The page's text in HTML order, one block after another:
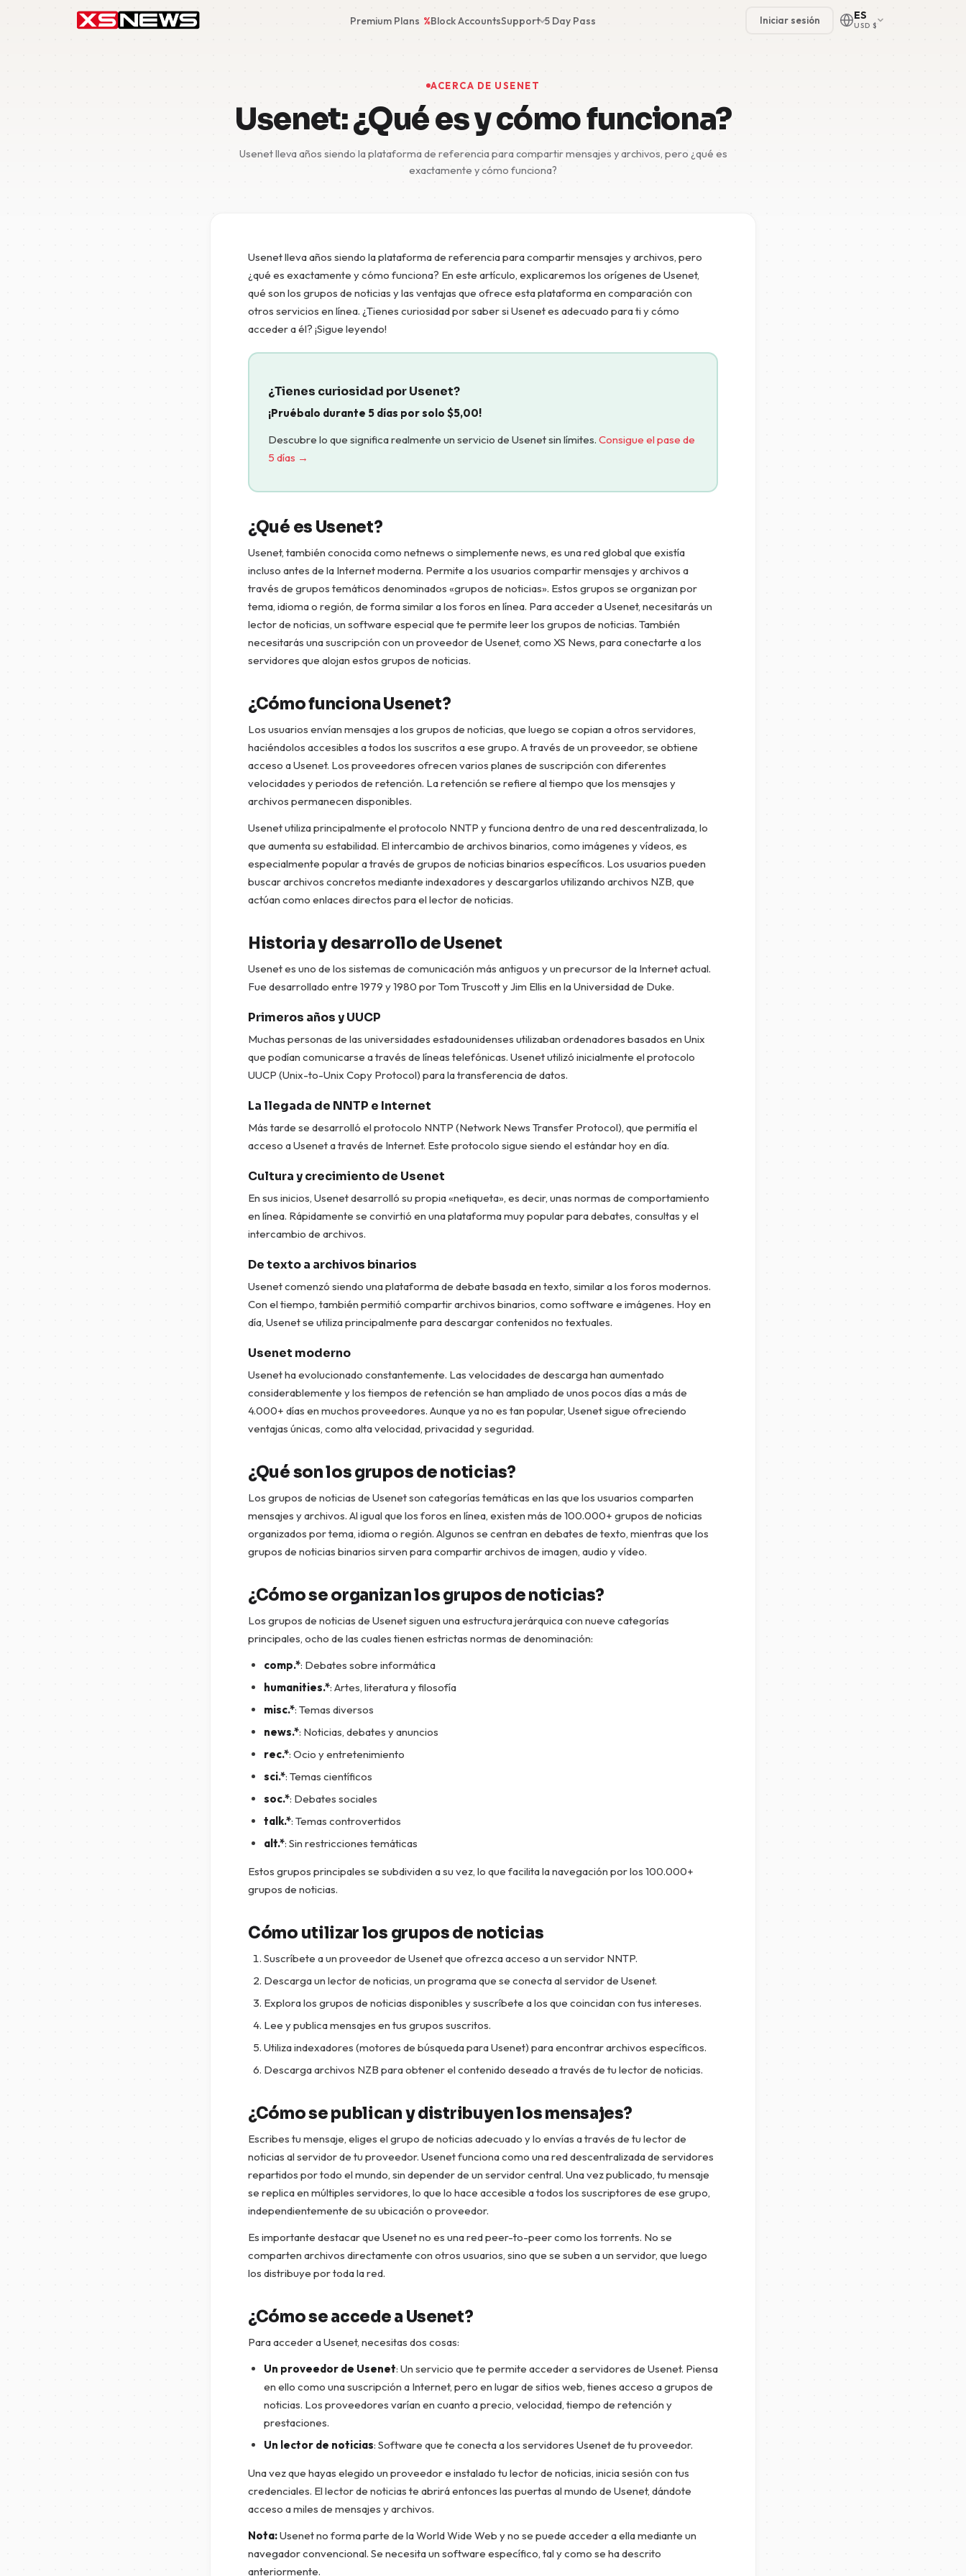
Premium Plans %Block AccountsSupport 5 Day Pass Iniciar sesión ES
USD $
ACERCA DE USENET
Usenet: ¿Qué es y cómo funciona?
Usenet lleva años siendo la plataforma de referencia para compartir mensajes y archivos, pero ¿qué es
exactamente y cómo funciona?
Usenet lleva años siendo la plataforma de referencia para compartir mensajes y archivos, pero
¿qué es exactamente y cómo funciona? En este artículo, explicaremos los orígenes de Usenet,
qué son los grupos de noticias y las ventajas que ofrece esta plataforma en comparación con
otros servicios en línea. ¿Tienes curiosidad por saber si Usenet es adecuado para ti y cómo
acceder a él? ¡Sigue leyendo!
¿Tienes curiosidad por Usenet?
¡Pruébalo durante 5 días por solo $5,00!
Descubre lo que significa realmente un servicio de Usenet sin límites. Consigue el pase de
5 días →
¿Qué es Usenet?
Usenet, también conocida como netnews o simplemente news, es una red global que existía
incluso antes de la Internet moderna. Permite a los usuarios compartir mensajes y archivos a
través de grupos temáticos denominados «grupos de noticias». Estos grupos se organizan por
tema, idioma o región, de forma similar a los foros en línea. Para acceder a Usenet, necesitarás un
lector de noticias, un software especial que te permite leer los grupos de noticias. También
necesitarás una suscripción con un proveedor de Usenet, como XS News, para conectarte a los
servidores que alojan estos grupos de noticias.
¿Cómo funciona Usenet?
Los usuarios envían mensajes a los grupos de noticias, que luego se copian a otros servidores,
haciéndolos accesibles a todos los suscritos a ese grupo. A través de un proveedor, se obtiene
acceso a Usenet. Los proveedores ofrecen varios planes de suscripción con diferentes
velocidades y periodos de retención. La retención se refiere al tiempo que los mensajes y
archivos permanecen disponibles.
Usenet utiliza principalmente el protocolo NNTP y funciona dentro de una red descentralizada, lo
que aumenta su estabilidad. El intercambio de archivos binarios, como imágenes y vídeos, es
especialmente popular a través de grupos de noticias binarios específicos. Los usuarios pueden
buscar archivos concretos mediante indexadores y descargarlos utilizando archivos NZB, que
actúan como enlaces directos para el lector de noticias.
Historia y desarrollo de Usenet
Usenet es uno de los sistemas de comunicación más antiguos y un precursor de la Internet actual.
Fue desarrollado entre 1979 y 1980 por Tom Truscott y Jim Ellis en la Universidad de Duke.
Primeros años y UUCP
Muchas personas de las universidades estadounidenses utilizaban ordenadores basados en Unix
que podían comunicarse a través de líneas telefónicas. Usenet utilizó inicialmente el protocolo
UUCP (Unix-to-Unix Copy Protocol) para la transferencia de datos.
La llegada de NNTP e Internet
Más tarde se desarrolló el protocolo NNTP (Network News Transfer Protocol), que permitía el
acceso a Usenet a través de Internet. Este protocolo sigue siendo el estándar hoy en día.
Cultura y crecimiento de Usenet
En sus inicios, Usenet desarrolló su propia «netiqueta», es decir, unas normas de comportamiento
en línea. Rápidamente se convirtió en una plataforma muy popular para debates, consultas y el
intercambio de archivos.
De texto a archivos binarios
Usenet comenzó siendo una plataforma de debate basada en texto, similar a los foros modernos.
Con el tiempo, también permitió compartir archivos binarios, como software e imágenes. Hoy en
día, Usenet se utiliza principalmente para descargar contenidos no textuales.
Usenet moderno
Usenet ha evolucionado constantemente. Las velocidades de descarga han aumentado
considerablemente y los tiempos de retención se han ampliado de unos pocos días a más de
4.000+ días en muchos proveedores. Aunque ya no es tan popular, Usenet sigue ofreciendo
ventajas únicas, como alta velocidad, privacidad y seguridad.
¿Qué son los grupos de noticias?
Los grupos de noticias de Usenet son categorías temáticas en las que los usuarios comparten
mensajes y archivos. Al igual que los foros en línea, existen más de 100.000+ grupos de noticias
organizados por tema, idioma o región. Algunos se centran en debates de texto, mientras que los
grupos de noticias binarios sirven para compartir archivos de imagen, audio y vídeo.
¿Cómo se organizan los grupos de noticias?
Los grupos de noticias de Usenet siguen una estructura jerárquica con nueve categorías
principales, ocho de las cuales tienen estrictas normas de denominación:
comp.*: Debates sobre informática
humanities.*: Artes, literatura y filosofía
misc.*: Temas diversos
news.*: Noticias, debates y anuncios
rec.*: Ocio y entretenimiento
sci.*: Temas científicos
soc.*: Debates sociales
talk.*: Temas controvertidos
alt.*: Sin restricciones temáticas
Estos grupos principales se subdividen a su vez, lo que facilita la navegación por los 100.000+
grupos de noticias.
Cómo utilizar los grupos de noticias
Suscríbete a un proveedor de Usenet que ofrezca acceso a un servidor NNTP.
Descarga un lector de noticias, un programa que se conecta al servidor de Usenet.
Explora los grupos de noticias disponibles y suscríbete a los que coincidan con tus intereses.
Lee y publica mensajes en tus grupos suscritos.
Utiliza indexadores (motores de búsqueda para Usenet) para encontrar archivos específicos.
Descarga archivos NZB para obtener el contenido deseado a través de tu lector de noticias.
¿Cómo se publican y distribuyen los mensajes?
Escribes tu mensaje, eliges el grupo de noticias adecuado y lo envías a través de tu lector de
noticias al servidor de tu proveedor. Usenet funciona como una red descentralizada de servidores
repartidos por todo el mundo, sin depender de un servidor central. Una vez publicado, tu mensaje
se replica en múltiples servidores, lo que lo hace accesible a todos los suscriptores de ese grupo,
independientemente de su ubicación o proveedor.
Es importante destacar que Usenet no es una red peer-to-peer como los torrents. No se
comparten archivos directamente con otros usuarios, sino que se suben a un servidor, que luego
los distribuye por toda la red.
¿Cómo se accede a Usenet?
Para acceder a Usenet, necesitas dos cosas:
Un proveedor de Usenet: Un servicio que te permite acceder a servidores de Usenet. Piensa
en ello como una suscripción a Internet, pero en lugar de sitios web, tienes acceso a grupos de
noticias. Los proveedores varían en cuanto a precio, velocidad, tiempo de retención y
prestaciones.
Un lector de noticias: Software que te conecta a los servidores Usenet de tu proveedor.
Una vez que hayas elegido un proveedor e instalado tu lector de noticias, inicia sesión con tus
credenciales. El lector de noticias te abrirá entonces las puertas al mundo de Usenet, dándote
acceso a miles de mensajes y archivos.
Nota:Usenet no forma parte de la World Wide Web y no se puede acceder a ella mediante un
navegador convencional. Se necesita un software específico, tal y como se ha descrito
anteriormente.